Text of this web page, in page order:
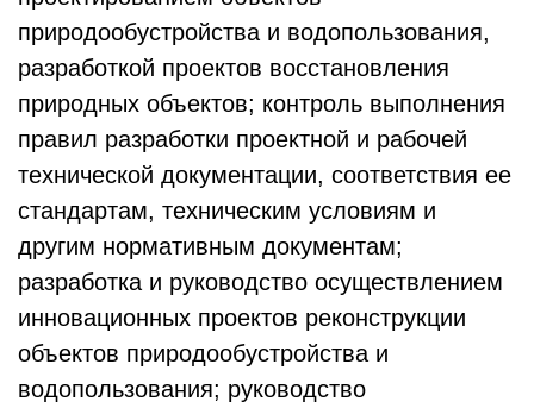
природообустройства и водопользования,
разработкой проектов восстановления
природных объектов; контроль выполнения
правил разработки проектной и рабочей
технической документации, соответствия ее
стандартам, техническим условиям и
другим нормативным документам;
разработка и руководство осуществлением
инновационных проектов реконструкции
объектов природообустройства и
водопользования; руководство